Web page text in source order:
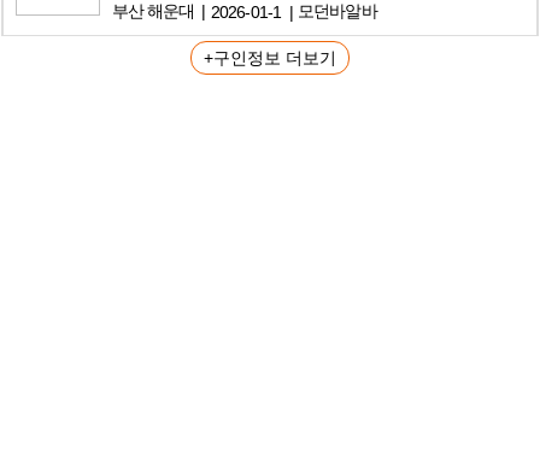
부산 해운대
2026-01-1 모던바알바
+구인정보 더보기